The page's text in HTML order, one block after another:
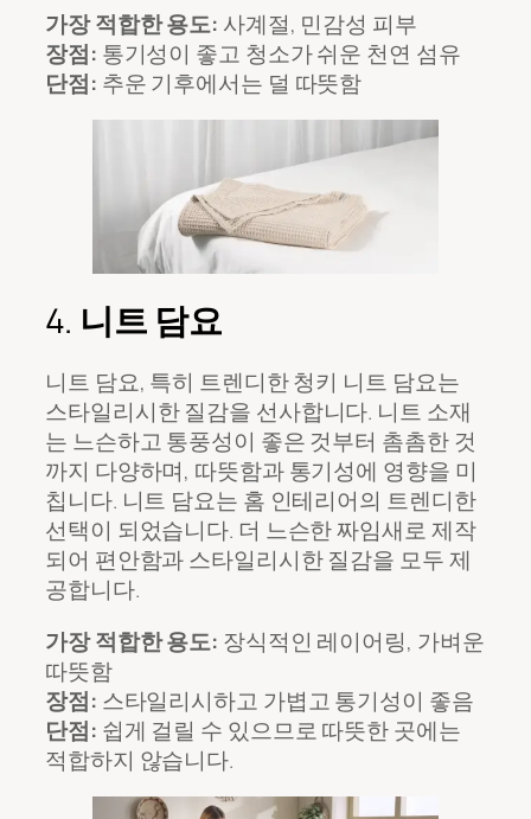
가장 적합한 용도: 사계절, 민감성 피부
장점: 통기성이 좋고 청소가 쉬운 천연 섬유
단점: 추운 기후에서는 덜 따뜻함
4. 니트 담요
니트 담요, 특히 트렌디한 청키 니트 담요는
스타일리시한 질감을 선사합니다. 니트 소재
는 느슨하고 통풍성이 좋은 것부터 촘촘한 것
까지 다양하며, 따뜻함과 통기성에 영향을 미
칩니다. 니트 담요는 홈 인테리어의 트렌디한
선택이 되었습니다. 더 느슨한 짜임새로 제작
되어 편안함과 스타일리시한 질감을 모두 제
공합니다.
가장 적합한 용도: 장식적인 레이어링, 가벼운
따뜻함
장점: 스타일리시하고 가볍고 통기성이 좋음
단점: 쉽게 걸릴 수 있으므로 따뜻한 곳에는
적합하지 않습니다.